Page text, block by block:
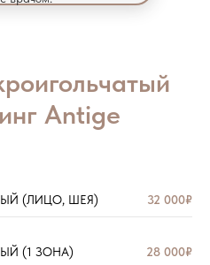
Antige
(ЛИЦО, ШЕЯ) 32 000₽
(1 ЗОНА) 28 000₽